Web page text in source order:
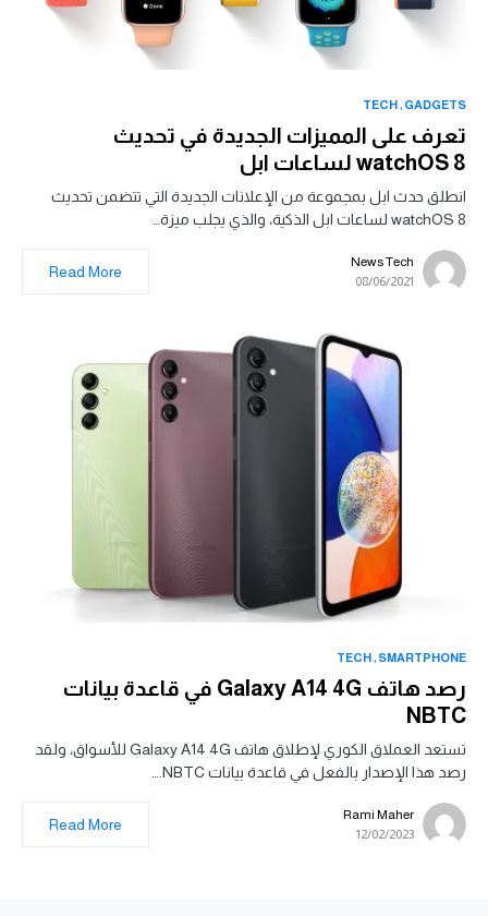
GADGETS
TECH
تعرف على المميزات الجديدة في تحديث
watchOS 8 لساعات ابل
انطلق حدث ابل بمجموعة من الإعلانات الجديدة التي تتضمن تحديث
watchOS 8 لساعات ابل الذكية، والذي يجلب ميزة…
News Tech
08/06/2021
Read More
SMARTPHONE
TECH
رصد هاتف Galaxy A14 4G في قاعدة بيانات
NBTC
تستعد العملاق الكوري لإطلاق هاتف Galaxy A14 4G للأسواق، ولقد
رصد هذا الإصدار بالفعل في قاعدة بيانات NBTC.…
Rami Maher
12/02/2023
Read More